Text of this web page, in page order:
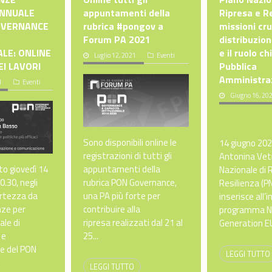
ONLINE
LAVORI
Eventi
giovedì 14
negli
da
per
di
del PON
appuntamenti della
rubrica #pongov a
Forum PA 2021
Luglio 12, 2021 Eventi
Sono disponibili online le
registrazioni di tutti gli
appuntamenti della
rubrica PON Governance,
una PA più forte per
contribuire alla
ripresa realizzati dal 21 al
25...
LEGGI TUTTO
Ripresa e
missioni
e il ruolo
Pubblica
Giugno 16,
14 giugno
Antonina
Nazionale di
Resilienza
inserisce
programma
Generation
LEGGI TUTTO